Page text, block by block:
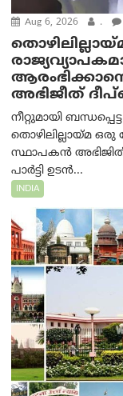
Aug 6, 2026 .
അഭിജീത്
നീറ്റുമായി
തൊഴിലില്ലായ്മ ഒരു
സ്ഥാപകൻ അഭിജിത്
പാർട്ടി ഉടൻ...
INDIA